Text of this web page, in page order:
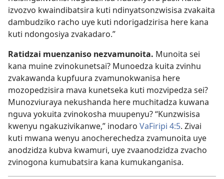
izvozvo kwaindibatsira kuti ndinyatsonzwisisa zvakaita
dambudziko racho uye kuti ndorigadzirisa here kana
kuti ndongosiya zvakadaro.”
Ratidzai muenzaniso nezvamunoita. Munoita sei
kana muine zvinokunetsai? Munoedza kuita zvinhu
zvakawanda kupfuura zvamunokwanisa here
mozopedzisira mava kunetseka kuti mozvipedza sei?
Munozviuraya nekushanda here muchitadza kuwana
nguva yokuita zvinokosha muupenyu? “Kunzwisisa
kwenyu ngakuzivikanwe,” inodaro VaFiripi 4:5. Zivai
kuti mwana wenyu anocherechedza zvamunoita uye
anodzidza kubva kwamuri, uye zvaanodzidza zvacho
zvinogona kumubatsira kana kumukanganisa.